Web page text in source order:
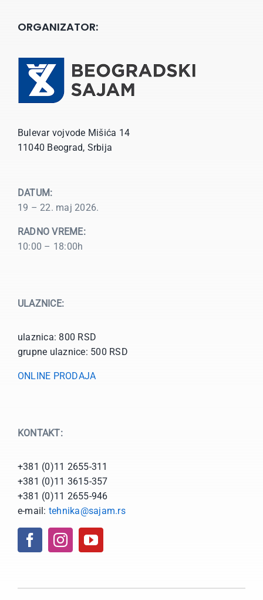
ORGANIZATOR:
Bulevar vojvode Mišića 14
11040 Beograd, Srbija
DATUM:
19 – 22. maj 2026.
RADNO VREME:
10:00 – 18:00h
ULAZNICE:
ulaznica: 800 RSD
grupne ulaznice: 500 RSD
ONLINE PRODAJA
KONTAKT:
+381 (0)11 2655-311
+381 (0)11 3615-357
+381 (0)11 2655-946
e-mail: tehnika@sajam.rs